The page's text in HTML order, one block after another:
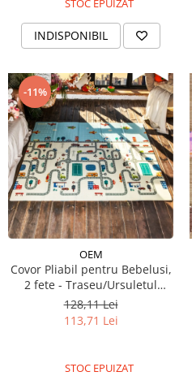
STOC EPUIZAT
INDISPONIBIL
-11%
OEM
Covor Pliabil pentru Bebelusi,
2 fete - Traseu/Ursuletul
Padurar, 180/200/0.8 cm
128,11 Lei
113,71 Lei
STOC EPUIZAT